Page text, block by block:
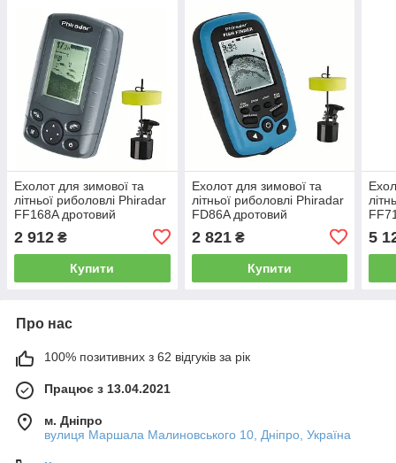
Ехолот для зимової та
літньої риболовлі Phiradar
FF168A дротовий
2 912 ₴
Купити
Ехолот для зимової та
літньої риболовлі Phiradar
FD86A дротовий
2 821₴
Купити
5
Про нас
100% позитивних з 62 відгуків за рік
Працює з 13.04.2021
м. Дніпро
вулиця Маршала Малиновського 10, Дніпро, Україна